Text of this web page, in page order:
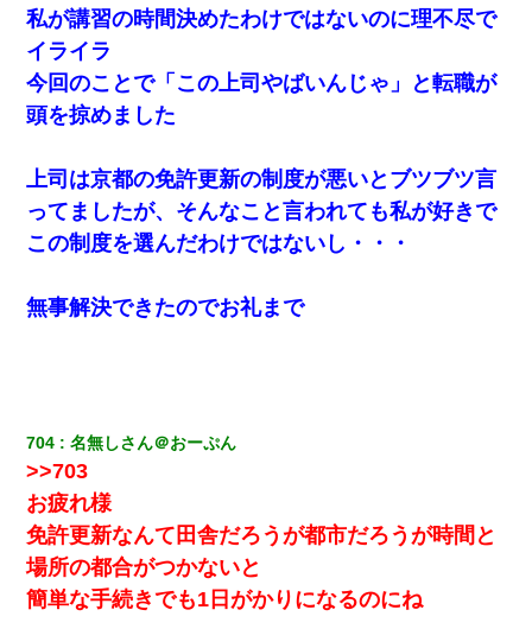
私が講習の時間決めたわけではないのに理不尽で
イライラ
今回のことで「この上司やばいんじゃ」と転職が
頭を掠めました
上司は京都の免許更新の制度が悪いとブツブツ言
ってましたが、そんなこと言われても私が好きで
この制度を選んだわけではないし・・・
無事解決できたのでお礼まで
704 名無しさん＠おーぷん
>>703
お疲れ様
免許更新なんて田舎だろうが都市だろうが時間と
場所の都合がつかないと
簡単な手続きでも1日がかりになるのにね